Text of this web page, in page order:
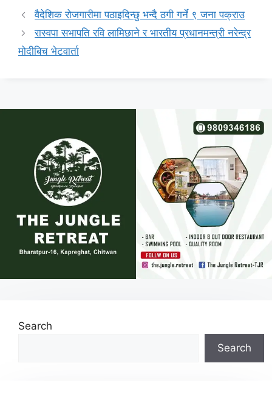
वैदेशिक रोजगारीमा पठाइदिन्छु भन्दै ठगी गर्ने ९ जना पक्राउ
रास्वपा सभापति रवि लामिछाने र भारतीय प्रधानमन्त्री नरेन्द्र
मोदीबिच भेटवार्ता
Search
Search